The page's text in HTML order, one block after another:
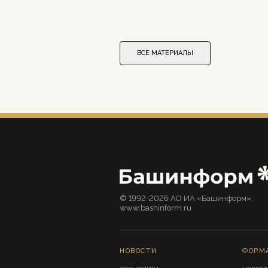
ВСЕ МАТЕРИАЛЫ
© 1992-2026 АО ИА «Башинформ».
www.bashinform.ru
НОВОСТИ